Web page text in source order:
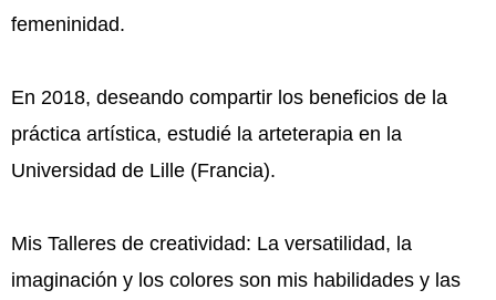
femeninidad.
En 2018, deseando compartir los beneficios de la
práctica artística, estudié la arteterapia en la
Universidad de Lille (Francia).
Mis Talleres de creatividad: La versatilidad, la
imaginación y los colores son mis habilidades y las